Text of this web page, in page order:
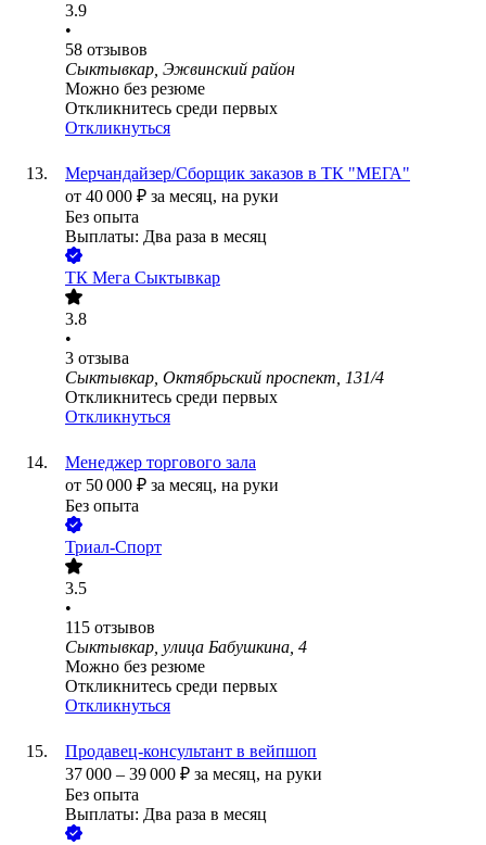
3.9
•
58 отзывов
Сыктывкар, Эжвинский район
Можно без резюме
Откликнитесь среди первых
Откликнуться
Мерчандайзер/Сборщик заказов в ТК "МЕГА"
от 40 000 ₽ за месяц, на руки
Без опыта
Выплаты: Два раза в месяц
ТК Мега Сыктывкар
3.8
•
3 отзыва
Сыктывкар, Октябрьский проспект, 131/4
Откликнитесь среди первых
Откликнуться
Менеджер торгового зала
от 50 000 ₽ за месяц, на руки
Без опыта
Триал-Спорт
3.5
•
115 отзывов
Сыктывкар, улица Бабушкина, 4
Можно без резюме
Откликнитесь среди первых
Откликнуться
Продавец-консультант в вейпшоп
37 000 – 39 000 ₽ за месяц, на руки
Без опыта
Выплаты: Два раза в месяц